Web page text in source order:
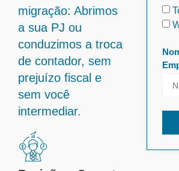
migração: Abrimos
a sua PJ ou
conduzimos a troca
de contador, sem
prejuízo fiscal e
sem você
intermediar.